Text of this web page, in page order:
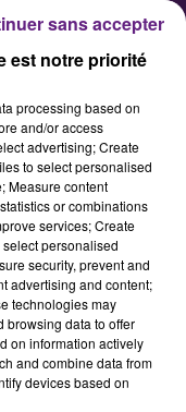
veau pour
est notre priorité
processing based on
and/or access
advertising; Create
to select personalised
Measure content
or combinations
services; Create
personalised
security, prevent and
advertising and content;
technologies may
browsing data to offer
on information actively
and combine data from
devices based on
sans accepter